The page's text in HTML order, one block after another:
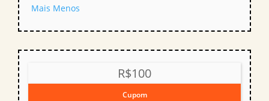
Mais Menos
R$100
Cupom